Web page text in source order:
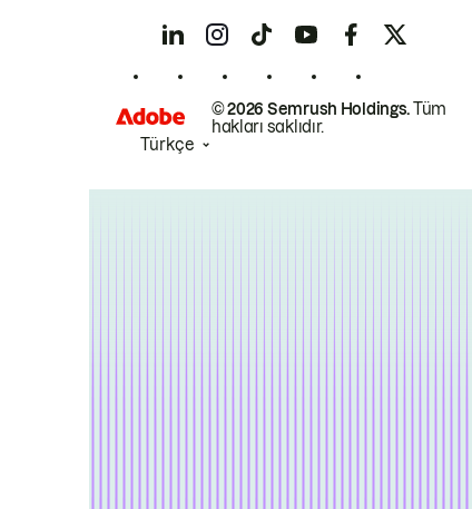
© 2026 Semrush Holdings.Tüm
hakları saklıdır.
Türkçe